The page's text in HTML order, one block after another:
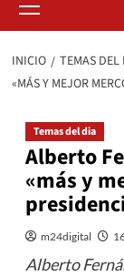
primario
INICIO TEMAS DEL
«MÁS Y MEJOR
Temas del dia
Alberto
«más y
m24digital
Alberto